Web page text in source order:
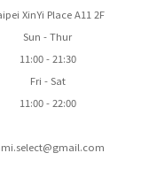
XinYi Place A11 2F
Sun - Thur
11:00 - 21:30
Fri - Sat
11:00 - 22:00